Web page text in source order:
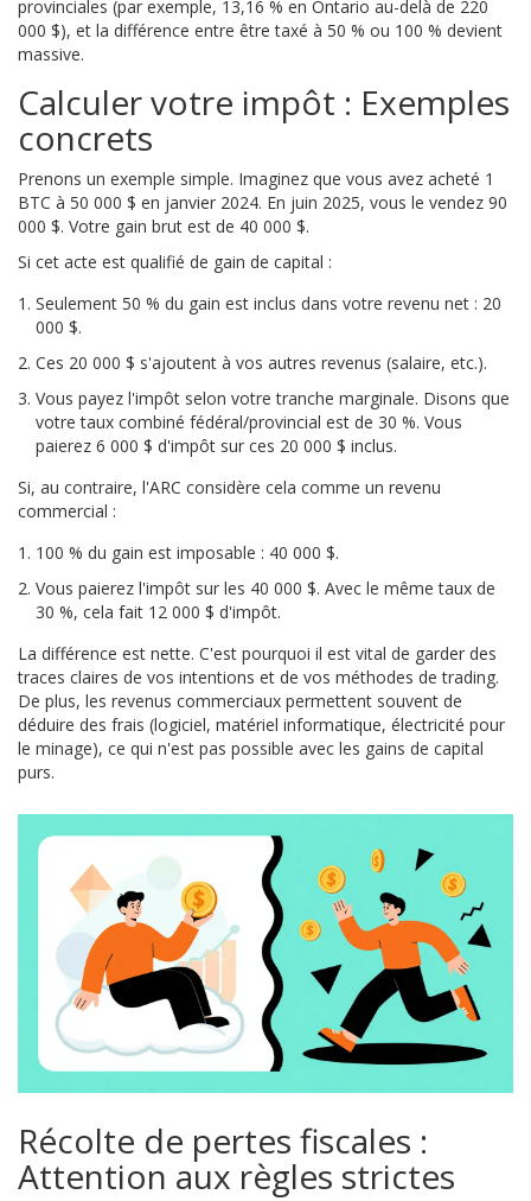
provinciales (par exemple, 13,16 % en Ontario au-delà de 220
000 $), et la différence entre être taxé à 50 % ou 100 % devient
massive.
Calculer votre impôt : Exemples
concrets
Prenons un exemple simple. Imaginez que vous avez acheté 1
BTC à 50 000 $ en janvier 2024. En juin 2025, vous le vendez 90
000 $. Votre gain brut est de 40 000 $.
Si cet acte est qualifié de gain de capital :
Seulement 50 % du gain est inclus dans votre revenu net : 20
000 $.
Ces 20 000 $ s'ajoutent à vos autres revenus (salaire, etc.).
Vous payez l'impôt selon votre tranche marginale. Disons que
votre taux combiné fédéral/provincial est de 30 %. Vous
paierez 6 000 $ d'impôt sur ces 20 000 $ inclus.
Si, au contraire, l'ARC considère cela comme un revenu
commercial :
100 % du gain est imposable : 40 000 $.
Vous paierez l'impôt sur les 40 000 $. Avec le même taux de
30 %, cela fait 12 000 $ d'impôt.
La différence est nette. C'est pourquoi il est vital de garder des
traces claires de vos intentions et de vos méthodes de trading.
De plus, les revenus commerciaux permettent souvent de
déduire des frais (logiciel, matériel informatique, électricité pour
le minage), ce qui n'est pas possible avec les gains de capital
purs.
Récolte de pertes fiscales :
Attention aux règles strictes